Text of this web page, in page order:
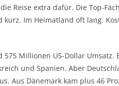
Reise extra dafür. Die Top-
Im Heimatland oft lang.
Millionen US-Dollar Umsatz.
und Spanien. Aber
Aus Dänemark kam plus 46